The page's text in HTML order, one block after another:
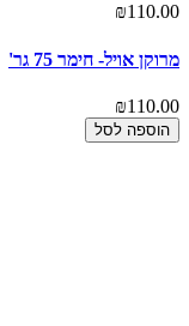
₪110.00
מרוקן אויל- חימר 75 גר'
₪110.00
הוספה לסל